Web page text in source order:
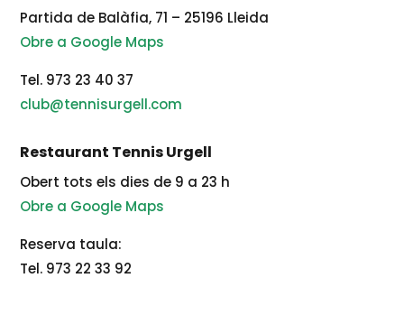
Partida de Balàfia, 71 – 25196 Lleida
Obre a Google Maps
Tel. 973 23 40 37
club@tennisurgell.com
Restaurant Tennis Urgell
Obert tots els dies de 9 a 23 h
Obre a Google Maps
Reserva taula:
Tel. 973 22 33 92